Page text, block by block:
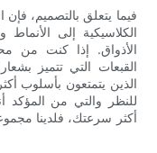
فيما يتعلق بالتصميم، فإن
الكلاسيكية إلى
الأذواق. إذا كنت من
القبعات التي تتميز
الذين يتمتعون بأسلوب
للنظر والتي من المؤكد
أكثر سرعتك، فلدينا